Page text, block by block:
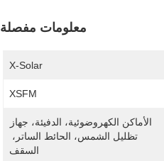
معلومات مفصلة
X-Solar
XSFM
السقف